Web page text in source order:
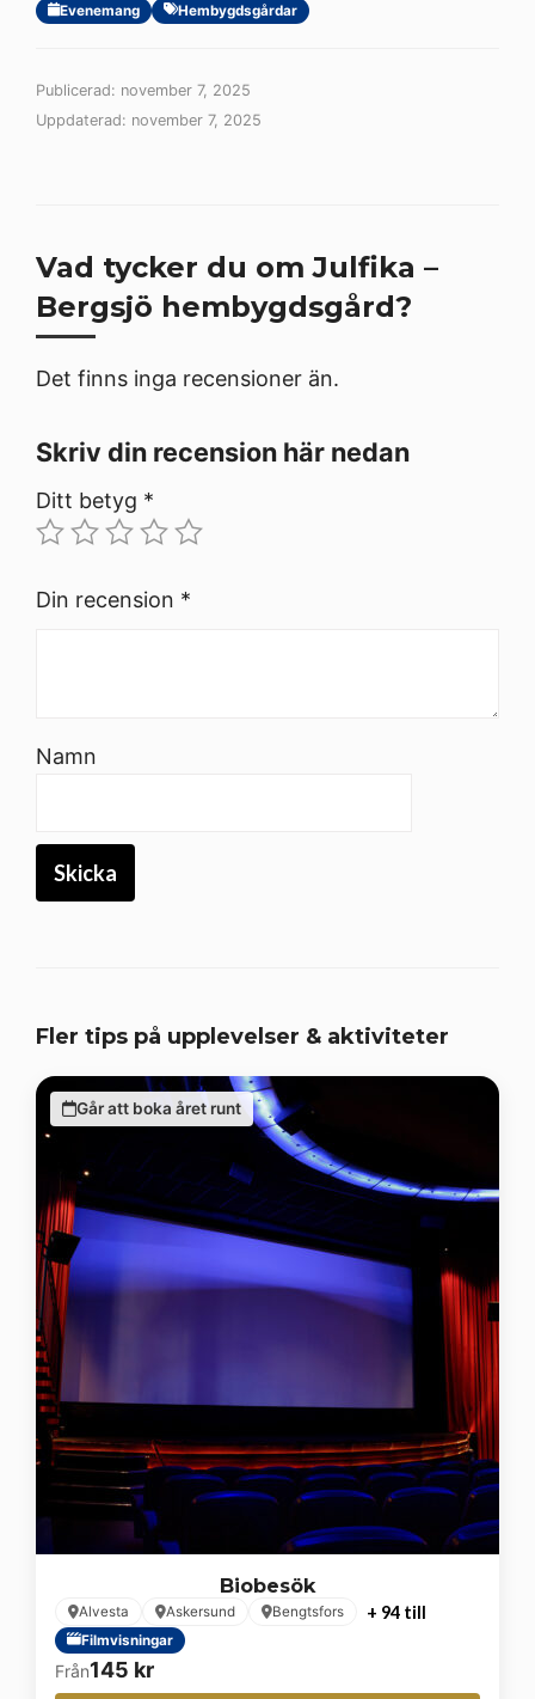
Evenemang Hembygdsgårdar
Publicerad: november 7, 2025
Uppdaterad: november 7, 2025
Vad tycker du om Julfika –
Bergsjö hembygdsgård?
Det finns inga recensioner än.
Skriv din recension här nedan
Ditt betyg *
Din recension *
Namn
Fler tips på upplevelser & aktiviteter
Går att boka året runt
Biobesök
Alvesta Askersund Bengtsfors + 94 till
Filmvisningar
Från145 kr